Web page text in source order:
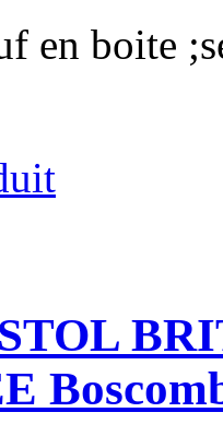
en boite